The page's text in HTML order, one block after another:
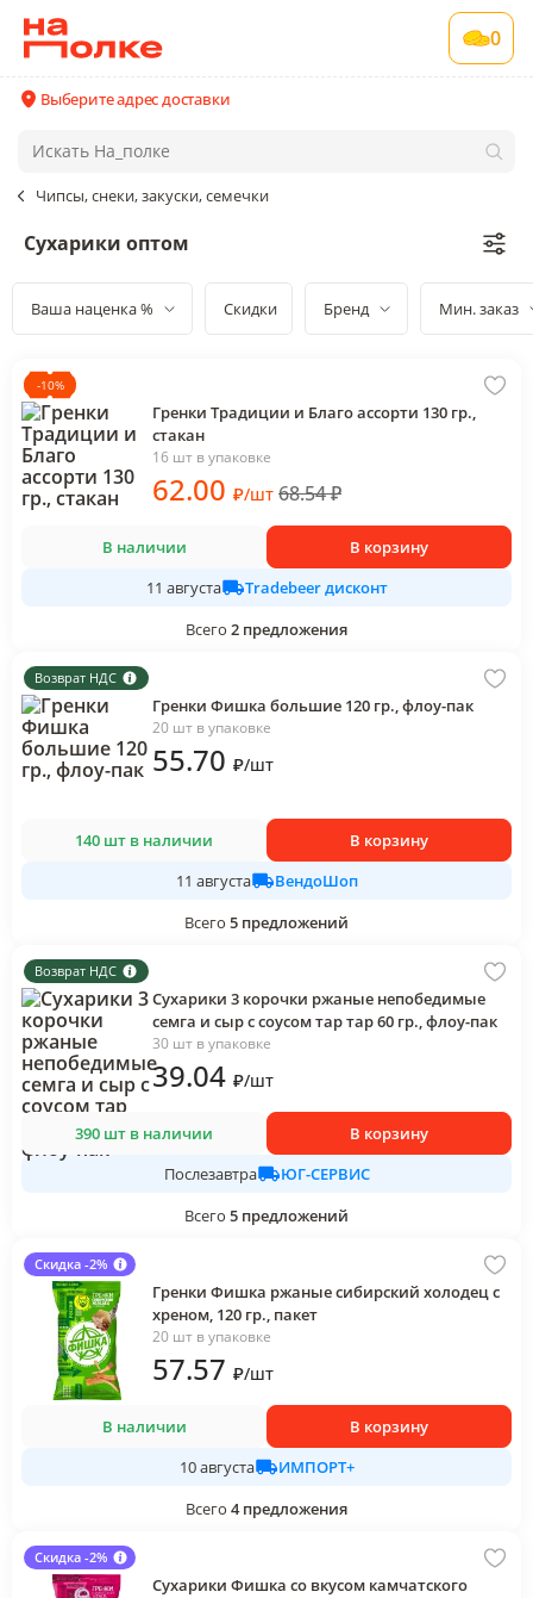
0
Выберите адрес доставки
Чипсы, снеки, закуски, семечки
Сухарики оптом
Ваша наценка % Скидки Бренд Мин. заказ
-10%
Гренки Традиции и Благо ассорти 130 гр.,
стакан
16 шт в упаковке
62.00 ₽/шт 68.54₽
В наличии
В корзину
11 августа
Tradebeer дисконт
Всего 2 предложения
Возврат НДС
Гренки Фишка большие 120 гр., флоу-пак
20 шт в упаковке
55.70 ₽/шт
140 шт в наличии
В корзину
11 августа
ВендоШоп
Всего 5 предложений
Возврат НДС
Сухарики 3 корочки ржаные непобедимые
семга и сыр с соусом тар тар 60 гр., флоу-пак
30 шт в упаковке
39.04 ₽/шт
390 шт в наличии
В корзину
Послезавтра
ЮГ-СЕРВИС
Всего 5 предложений
Скидка -2%
Гренки Фишка ржаные сибирский холодец с
хреном, 120 гр., пакет
20 шт в упаковке
57.57 ₽/шт
В наличии
В корзину
10 августа
ИМПОРТ+
Всего 4 предложения
Скидка -2%
Сухарики Фишка со вкусом камчатского